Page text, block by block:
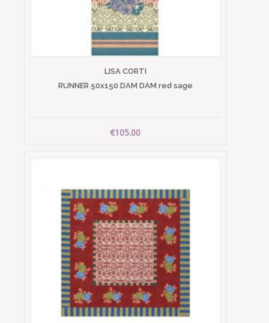
LISA CORTI
RUNNER 50x150 DAM DAM red sage
€105.00